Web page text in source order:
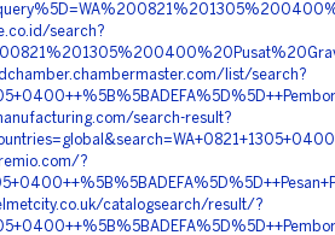
search?
list/search?
search-result?
?
catalogsearch/result/?